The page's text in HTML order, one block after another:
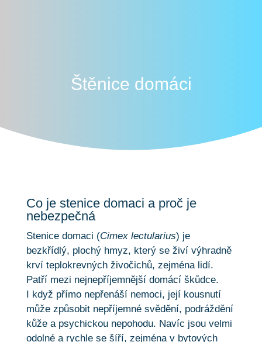
Štěnice domáci
Co je stenice domaci a proč je
nebezpečná
Stenice domaci (Cimex lectularius) je
bezkřídlý, plochý hmyz, který se živí výhradně
krví teplokrevných živočichů, zejména lidí.
Patří mezi nejnepříjemnější domácí škůdce.
I když přímo nepřenáší nemoci, její kousnutí
může způsobit nepříjemné svědění, podráždění
kůže a psychickou nepohodu. Navíc jsou velmi
odolné a rychle se šíří, zejména v bytových